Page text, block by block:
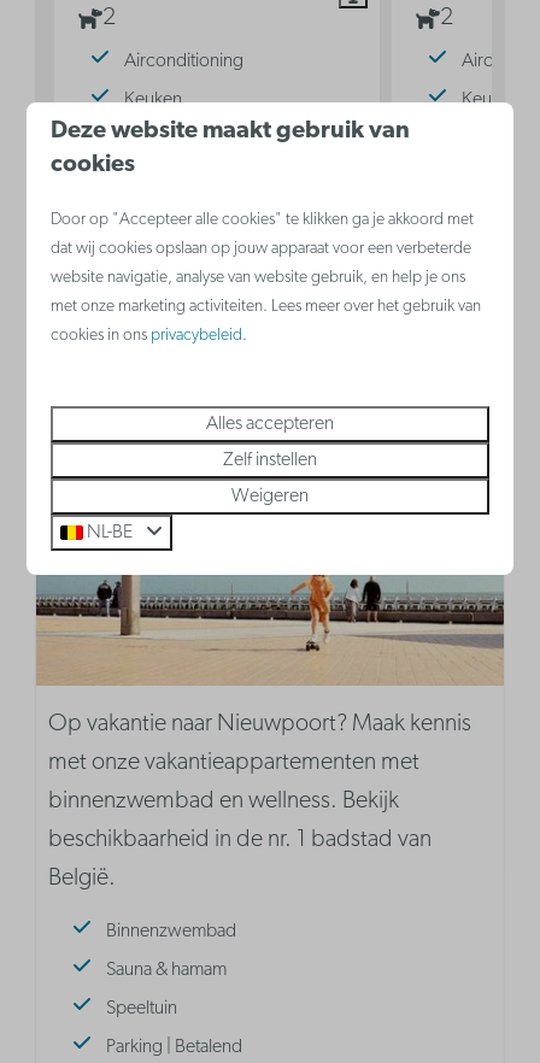
2
Airconditioning
Keuken
Dubbel bed in woonkamer
Bekijken
2
Keuken
België - Belgische kust
Op vakantie naar Nieuwpoort? Maak kennis
met onze vakantieappartementen met
binnenzwembad en wellness. Bekijk
beschikbaarheid in de nr. 1 badstad van
België.
Binnenzwembad
Sauna & hamam
Speeltuin
Parking | Betalend
Deze website maakt gebruik van
cookies
Door op "Accepteer alle cookies" te klikken ga je akkoord met
dat wij cookies opslaan op jouw apparaat voor een verbeterde
website navigatie, analyse van website gebruik, en help je ons
met onze marketing activiteiten. Lees meer over het gebruik van
cookies in ons privacybeleid.
Alles accepteren
Zelf instellen
Weigeren
NL-BE